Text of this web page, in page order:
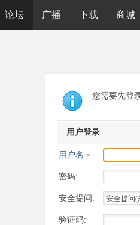
论坛 广播 下载 商城
您需要先登
用户登录
用户名
密码:
安全提问:
验证码: